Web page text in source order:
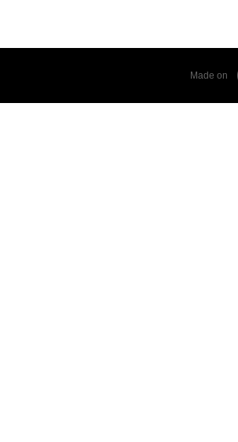
Made on